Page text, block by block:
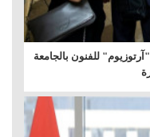
للفنون بالجامعة